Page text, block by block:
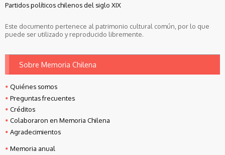
Partidos políticos chilenos del siglo XIX
Este documento pertenece al patrimonio cultural común, por lo que
puede ser utilizado y reproducido libremente.
Sobre Memoria Chilena
Quiénes somos
Preguntas frecuentes
Créditos
Colaboraron en Memoria Chilena
Agradecimientos
Memoria anual